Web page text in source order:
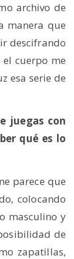
archivo de
manera que
descifrando
cuerpo me
esa serie de
juegas con
qué es lo
parece que
colocando
masculino y
de
zapatillas,